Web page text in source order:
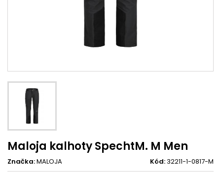
Maloja kalhoty SpechtM. M Men
Značka:MALOJA Kód:32211-1-0817-M